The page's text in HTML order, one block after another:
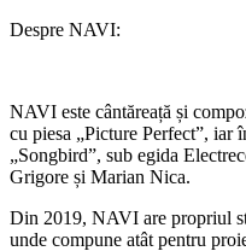
Despre NAVI:
NAVI este cântăreață și
cu piesa „Picture Perfect”, iar
„Songbird”, sub egida
Grigore și Marian Nica.
Din 2019, NAVI are propriul
unde compune atât pentru